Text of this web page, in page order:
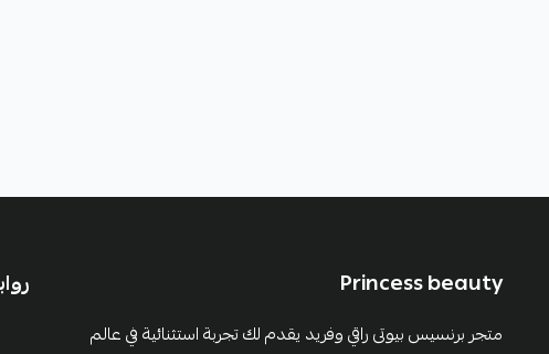
Princess beauty
متجر برنسيس بيوتى راقي وفريد يقدم لك تجربة استثنائية في عالم